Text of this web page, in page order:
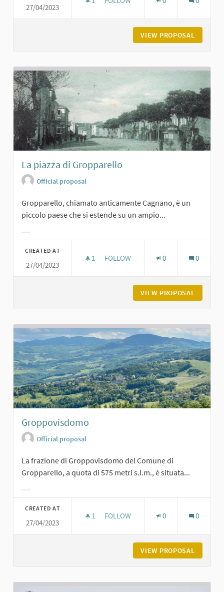
27/04/2023
VIEW PROPOSAL
La piazza di Gropparello
Official proposal
Gropparello, chiamato anticamente Cagnano, è un
piccolo paese che si estende su un ampio...
CREATED AT
27/04/2023
1 1 FOLLOWER
FOLLOW 0 0
VIEW PROPOSAL
Groppovisdomo
Official proposal
La frazione di Groppovisdomo del Comune di
Gropparello, a quota di 575 metri s.l.m., è situata...
CREATED AT
27/04/2023
1 1 FOLLOWER
FOLLOW 0 0
VIEW PROPOSAL